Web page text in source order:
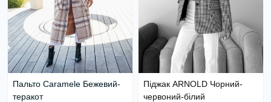
Пальто Caramele Бежевий-
теракот
Піджак ARNOLD Чорний-
червоний-білий